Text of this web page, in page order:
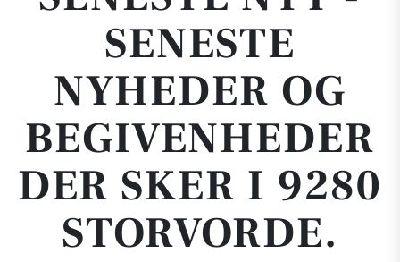
SENESTE
NYHEDER OG
BEGIVENHEDER
DER SKER I 9280
STORVORDE.